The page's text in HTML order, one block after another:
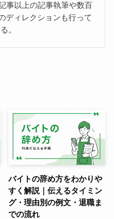
事以上の記事執筆や数百
ディレクションも行って
。
バイトの辞め方をわかりや
すく解説｜伝えるタイミン
グ・理由別の例文・退職ま
での流れ